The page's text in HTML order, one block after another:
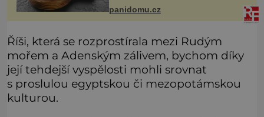
jsou ale dobarvovány a obsahují
aditiva. Kaviár jsou jikr
panidomu.cz
Říši, která se rozprostírala mezi Rudým
mořem a Adenským zálivem, bychom díky
její tehdejší vyspělosti mohli srovnat
s proslulou egyptskou či mezopotámskou
kulturou.